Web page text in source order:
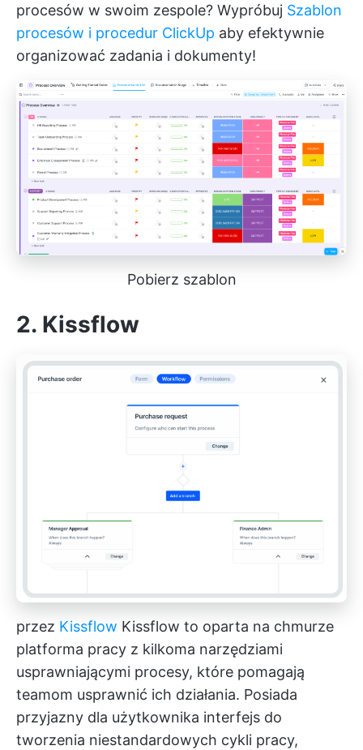
procesów w swoim zespole? Wypróbuj Szablon
procesów i procedur ClickUp aby efektywnie
organizować zadania i dokumenty!
Pobierz szablon
2. Kissflow
przez Kissflow Kissflow to oparta na chmurze
platforma pracy z kilkoma narzędziami
usprawniającymi procesy, które pomagają
teamom usprawnić ich działania. Posiada
przyjazny dla użytkownika interfejs do
tworzenia niestandardowych cykli pracy,